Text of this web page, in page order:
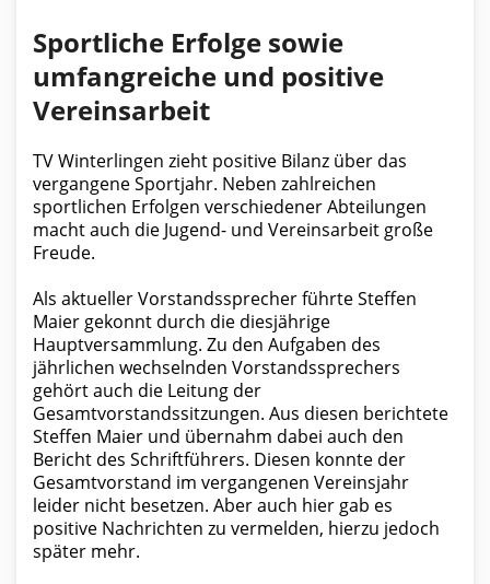
Sportliche Erfolge sowie
umfangreiche und positive
Vereinsarbeit
TV Winterlingen zieht positive Bilanz über das
vergangene Sportjahr. Neben zahlreichen
sportlichen Erfolgen verschiedener Abteilungen
macht auch die Jugend- und Vereinsarbeit große
Freude.
Als aktueller Vorstandssprecher führte Steffen
Maier gekonnt durch die diesjährige
Hauptversammlung. Zu den Aufgaben des
jährlichen wechselnden Vorstandssprechers
gehört auch die Leitung der
Gesamtvorstandssitzungen. Aus diesen berichtete
Steffen Maier und übernahm dabei auch den
Bericht des Schriftführers. Diesen konnte der
Gesamtvorstand im vergangenen Vereinsjahr
leider nicht besetzen. Aber auch hier gab es
positive Nachrichten zu vermelden, hierzu jedoch
später mehr.